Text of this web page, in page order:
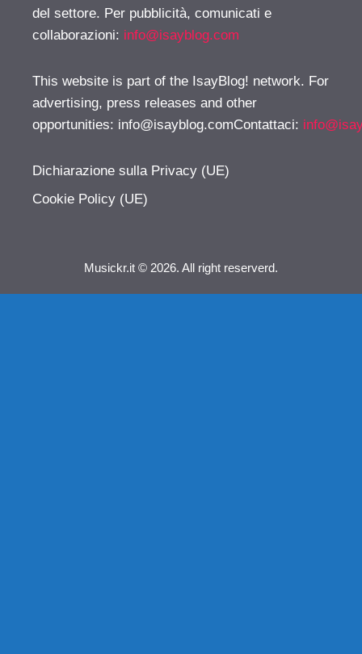
del settore. Per pubblicità, comunicati e
collaborazioni: info@isayblog.com
This website is part of the IsayBlog! network. For
advertising, press releases and other
opportunities: info@isayblog.comContattaci:
Dichiarazione sulla Privacy (UE)
Cookie Policy (UE)
Musickr.it © 2026. All right reserverd.